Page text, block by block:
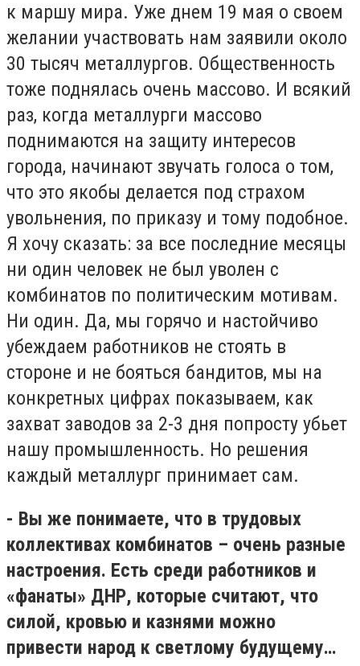
к маршу мира. Уже днем 19 мая о своем
желании участвовать нам заявили около
30 тысяч металлургов. Общественность
тоже поднялась очень массово. И всякий
раз, когда металлурги массово
поднимаются на защиту интересов
города, начинают звучать голоса о том,
что это якобы делается под страхом
увольнения, по приказу и тому подобное.
Я хочу сказать: за все последние месяцы
ни один человек не был уволен с
комбинатов по политическим мотивам.
Ни один. Да, мы горячо и настойчиво
убеждаем работников не стоять в
стороне и не бояться бандитов, мы на
конкретных цифрах показываем, как
захват заводов за 2-3 дня попросту убьет
нашу промышленность. Но решения
каждый металлург принимает сам.
- Вы же понимаете, что в трудовых
коллективах комбинатов – очень разные
настроения. Есть среди работников и
«фанаты» ДНР, которые считают, что
силой, кровью и казнями можно
привести народ к светлому будущему…